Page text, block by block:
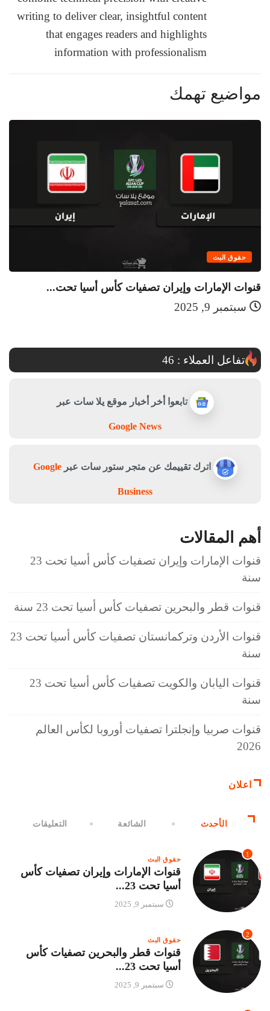
writing to deliver clear, insightful content
that engages readers and highlights
information with professionalism
مواضيع تهمك
حقوق البث
قنوات الإمارات وإيران تصفيات كأس أسيا تحت...
سبتمبر 9, 2025
تفاعل العملاء : 46
تابعوا أخر أخبار موقع يلا سات عبر
Google News
اترك تقييمك عن متجر ستور سات عبرGoogle
Business
أهم المقالات
قنوات الإمارات وإيران تصفيات كأس أسيا تحت 23
سنة
قنوات قطر والبحرين تصفيات كأس أسيا تحت 23 سنة
قنوات الأردن وتركمانستان تصفيات كأس أسيا تحت 23
سنة
قنوات اليابان والكويت تصفيات كأس أسيا تحت 23
سنة
قنوات صربيا وإنجلترا تصفيات أوروبا لكأس العالم
2026
اعلان
الأحدث الشائعة التعليقات
1
حقوق البث
قنوات الإمارات وإيران تصفيات كأس
أسيا تحت 23...
سبتمبر 9, 2025
2
حقوق البث
قنوات قطر والبحرين تصفيات كأس
أسيا تحت 23...
سبتمبر 9, 2025